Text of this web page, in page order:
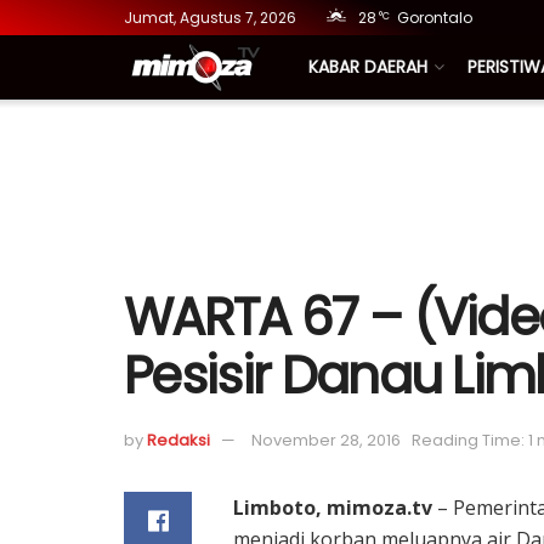
Jumat, Agustus 7, 2026 28 °C Gorontalo
KABAR DAERAH
WARTA 67 –
Pesisir Danau
byRedaksi November 28, 2016 Reading Time: 1
Limboto, mimoza.tv –